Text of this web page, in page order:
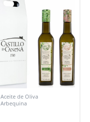
Aceite de Oliva
Arbequina